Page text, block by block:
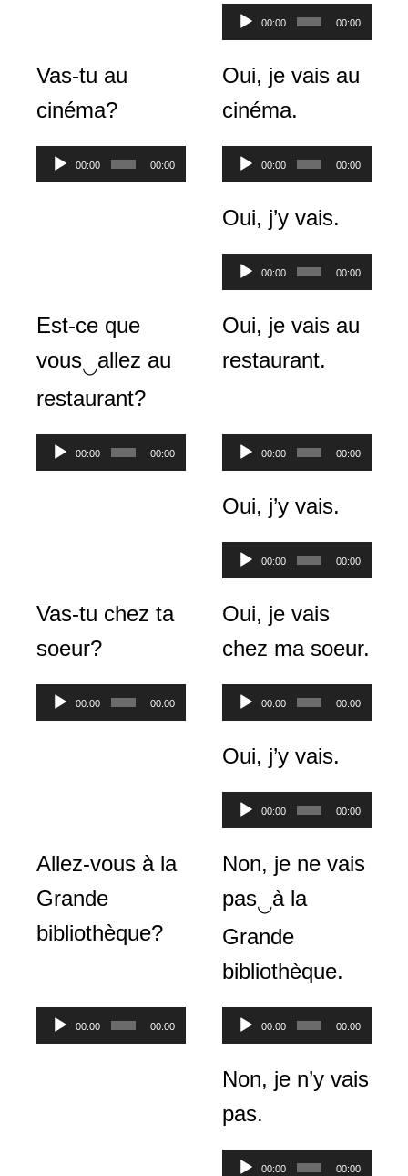
Lecteur
00:00 00:00
Vas-tu au
cinéma?
Oui, je vais au
cinéma.
Lecteur
00:00 00:00
Lecteur
00:00 00:00
Oui, j’y vais.
Lecteur
00:00 00:00
Est-ce que
vous◡allez au
restaurant?
Oui, je vais au
restaurant.
Lecteur
00:00 00:00
Lecteur
00:00 00:00
Oui, j’y vais.
Lecteur
00:00 00:00
Vas-tu chez ta
soeur?
Oui, je vais
chez ma soeur.
Lecteur
00:00 00:00
Lecteur
00:00 00:00
Oui, j’y vais.
Lecteur
00:00 00:00
Allez-vous à la
Grande
bibliothèque?
Non, je ne vais
pas◡à la
Grande
bibliothèque.
Lecteur
00:00 00:00
Lecteur
00:00 00:00
Non, je n’y vais
pas.
Lecteur
00:00 00:00